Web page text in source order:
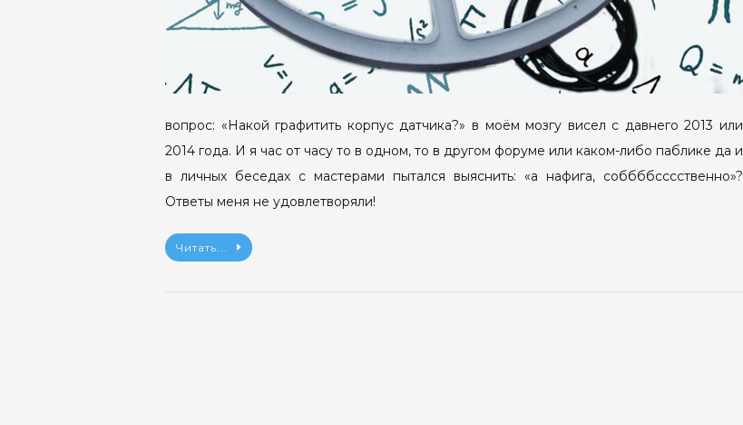
вопрос: «Накой графитить корпус датчика?» в моём мозгу висел с давнего 2013 или
2014 года. И я час от часу то в одном, то в другом форуме или каком-либо паблике да и
в личных беседах с мастерами пытался выяснить: «а нафига, соббббсссственно»?
Ответы меня не удовлетворяли!
Читать...